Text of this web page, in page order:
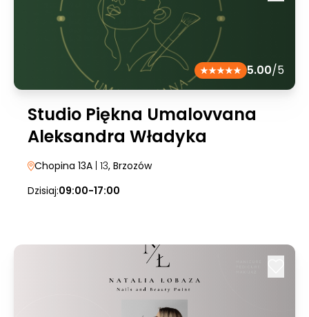
5.00/5
Studio Piękna Umalovvana
Aleksandra Władyka
Chopina 13A | 13, Brzozów
Dzisiaj:09:00-17:00